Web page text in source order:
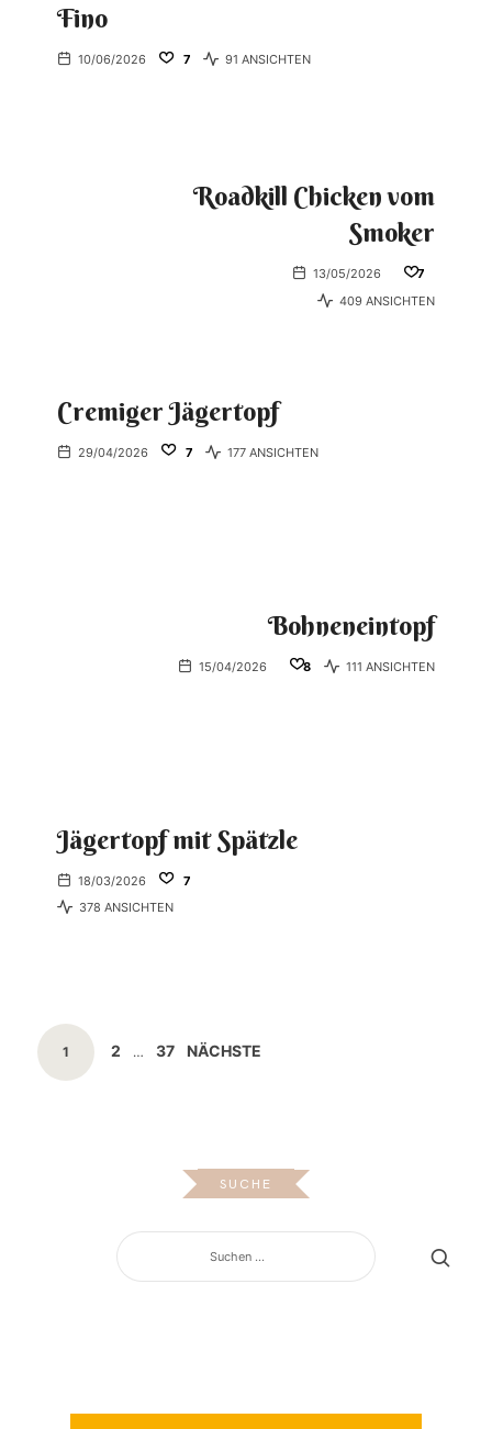
Fino
10/06/2026 7 91 ANSICHTEN
Roadkill Chicken vom
Smoker
13/05/2026
7
409 ANSICHTEN
Cremiger Jägertopf
29/04/2026 7 177 ANSICHTEN
Bohneneintopf
15/04/2026 8 111 ANSICHTEN
Jägertopf mit Spätzle
18/03/2026
7
378 ANSICHTEN
Beitragsnavigation
SEITE
1 SEITE
2 … SEITE
37 NÄCHSTE
SUCHE
NACH: